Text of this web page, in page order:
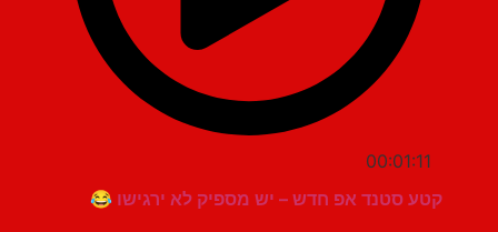
00:01:11
קטע סטנד אפ חדש – יש מספיק לא ירגישו 😂